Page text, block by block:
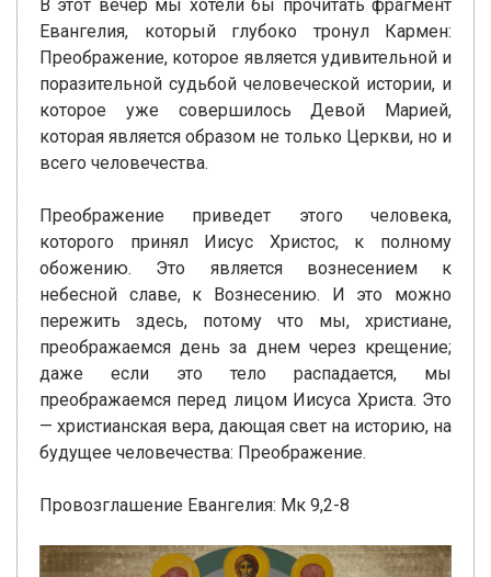
В этот вечер мы хотели бы прочитать фрагмент
Евангелия, который глубоко тронул Кармен:
Преображение, которое является удивительной и
поразительной судьбой человеческой истории, и
которое уже совершилось Девой Марией,
которая является образом не только Церкви, но и
всего человечества.
Преображение приведет этого человека,
которого принял Иисус Христос, к полному
обожению. Это является вознесением к
небесной славе, к Вознесению. И это можно
пережить здесь, потому что мы, христиане,
преображаемся день за днем через крещение;
даже если это тело распадается, мы
преображаемся перед лицом Иисуса Христа. Это
— христианская вера, дающая свет на историю, на
будущее человечества: Преображение.
Провозглашение Евангелия: Мк 9,2-8